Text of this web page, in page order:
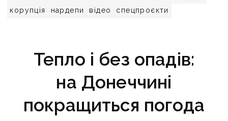
корупція
нардепи відео спецпроєкти
Тепло і без опадів:
на Донеччині
покращиться погода